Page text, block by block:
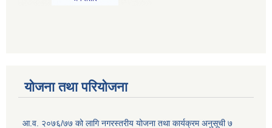
योजना तथा परियोजना
आ.व. २०७६/७७ को लागि नगरस्तरीय योजना तथा कार्यक्रम अनुसूची ७